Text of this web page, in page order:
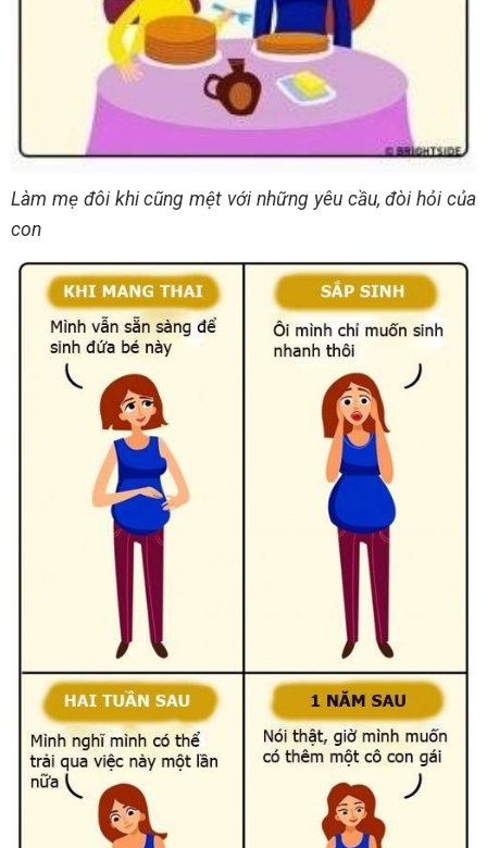
Làm mẹ đôi khi cũng mệt với những yêu cầu, đòi hỏi của
con